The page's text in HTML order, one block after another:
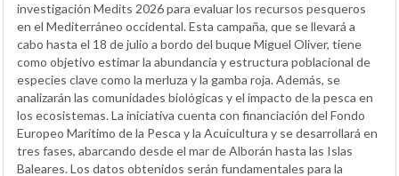
investigación Medits 2026 para evaluar los recursos pesqueros
en el Mediterráneo occidental. Esta campaña, que se llevará a
cabo hasta el 18 de julio a bordo del buque Miguel Oliver, tiene
como objetivo estimar la abundancia y estructura poblacional de
especies clave como la merluza y la gamba roja. Además, se
analizarán las comunidades biológicas y el impacto de la pesca en
los ecosistemas. La iniciativa cuenta con financiación del Fondo
Europeo Marítimo de la Pesca y la Acuicultura y se desarrollará en
tres fases, abarcando desde el mar de Alborán hasta las Islas
Baleares. Los datos obtenidos serán fundamentales para la